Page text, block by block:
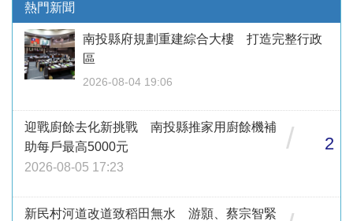
熱門新聞
南投縣府規劃重建綜合大樓 打造完整行政
區
2026-08-04 19:06
迎戰廚餘去化新挑戰 南投縣推家用廚餘機補
助每戶最高5000元
2026-08-05 17:23
/ 2
新民村河道改道致稻田無水 游顥、蔡宗智緊